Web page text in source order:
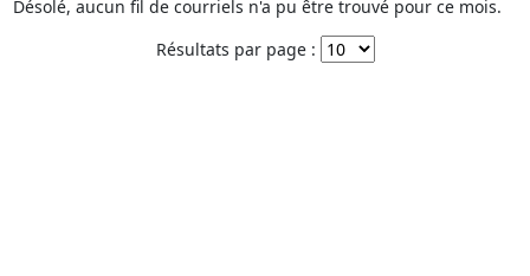
Désolé, aucun fil de courriels n'a pu être trouvé pour ce mois.
Résultats par page :